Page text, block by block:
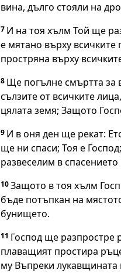
вина, дълго стояли на
7 И на тоя хълм Той ще
е мятано върху всичките
простряна върху
8 Ще погълне смъртта за
сълзите от всичките
цялата земя; Защото
9 И в оня ден ще рекат:
ще ни спаси; Тоя е
развеселим в
10Защото в тоя хълм
бъде потъпкан на
бунището.
11 Господ ще разпростре
плаващият простира
му Въпреки лукавщината